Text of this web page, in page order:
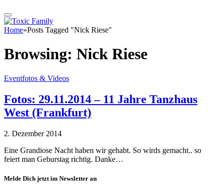
Home»Posts Tagged "Nick Riese"
Browsing: Nick Riese
Eventfotos & Videos
Fotos: 29.11.2014 – 11 Jahre Tanzhaus
West (Frankfurt)
2. Dezember 2014
Eine Grandiose Nacht haben wir gehabt. So wirds gemacht.. so
feiert man Geburstag richtig. Danke…
Melde Dich jetzt im Newsletter an